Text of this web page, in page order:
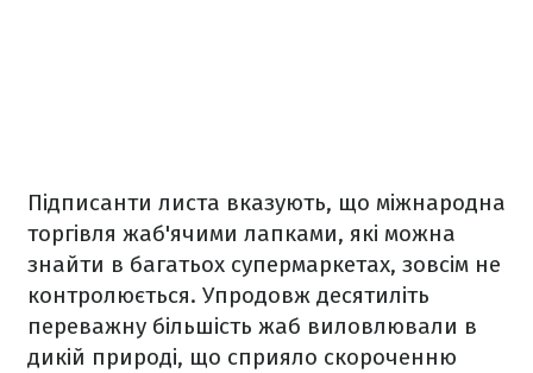
Підписанти листа вказують, що міжнародна
торгівля жаб'ячими лапками, які можна
знайти в багатьох супермаркетах, зовсім не
контролюється. Упродовж десятиліть
переважну більшість жаб виловлювали в
дикій природі, що сприяло скороченню